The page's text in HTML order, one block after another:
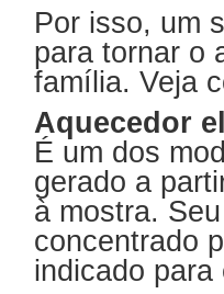
Por isso, um
para tornar o
família. Veja
Aquecedor
É um dos
gerado a
à mostra.
concentrado
indicado